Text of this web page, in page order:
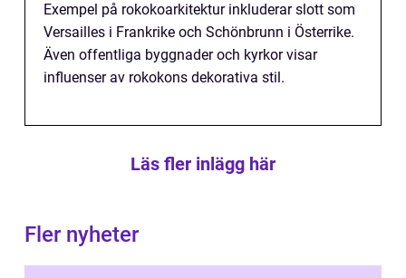
Exempel på rokokoarkitektur inkluderar slott som
Versailles i Frankrike och Schönbrunn i Österrike.
Även offentliga byggnader och kyrkor visar
influenser av rokokons dekorativa stil.
Läs fler inlägg här
Fler nyheter